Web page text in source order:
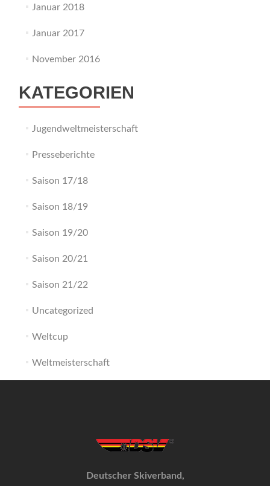
Januar 2018
Januar 2017
November 2016
KATEGORIEN
Jugendweltmeisterschaft
Presseberichte
Saison 17/18
Saison 18/19
Saison 19/20
Saison 20/21
Saison 21/22
Uncategorized
Weltcup
Weltmeisterschaft
Deutscher Skiverband,